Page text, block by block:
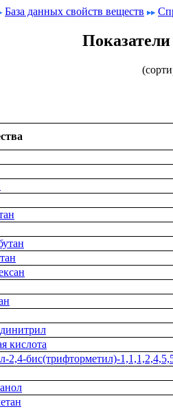
База данных свойств веществ
кислота
2,4-бис(трифторметил)-